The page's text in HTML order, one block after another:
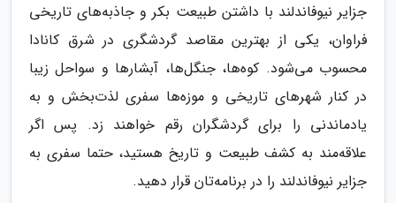
جزایر نیوفاندلند با داشتن طبیعت بکر و جاذبه‌های تاریخی
فراوان، یکی از بهترین مقاصد گردشگری در شرق کانادا
محسوب می‌شود. کوه‌ها، جنگل‌ها، آبشارها و سواحل زیبا
در کنار شهرهای تاریخی و موزه‌ها سفری لذت‌بخش و به
یادماندنی را برای گردشگران رقم خواهند زد. پس اگر
علاقه‌مند به کشف طبیعت و تاریخ هستید، حتما سفری به
جزایر نیوفاندلند را در برنامه‌تان قرار دهید.